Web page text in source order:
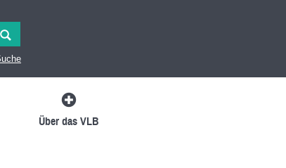
Über das VLB